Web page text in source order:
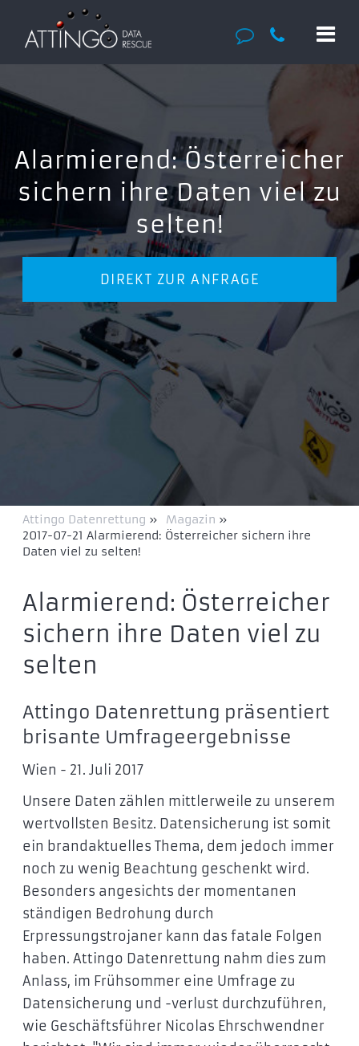
Alarmierend: Österreicher
sichern ihre Daten viel zu
selten!
DIREKT ZUR ANFRAGE
Attingo Datenrettung » Magazin »
2017-07-21 Alarmierend: Österreicher sichern ihre
Daten viel zu selten!
Alarmierend: Österreicher
sichern ihre Daten viel zu
selten
Attingo Datenrettung präsentiert
brisante Umfrageergebnisse
Wien - 21. Juli 2017
Unsere Daten zählen mittlerweile zu unserem
wertvollsten Besitz. Datensicherung ist somit
ein brandaktuelles Thema, dem jedoch immer
noch zu wenig Beachtung geschenkt wird.
Besonders angesichts der momentanen
ständigen Bedrohung durch
Erpressungstrojaner kann das fatale Folgen
haben. Attingo Datenrettung nahm dies zum
Anlass, im Frühsommer eine Umfrage zu
Datensicherung und -verlust durchzuführen,
wie Geschäftsführer Nicolas Ehrschwendner